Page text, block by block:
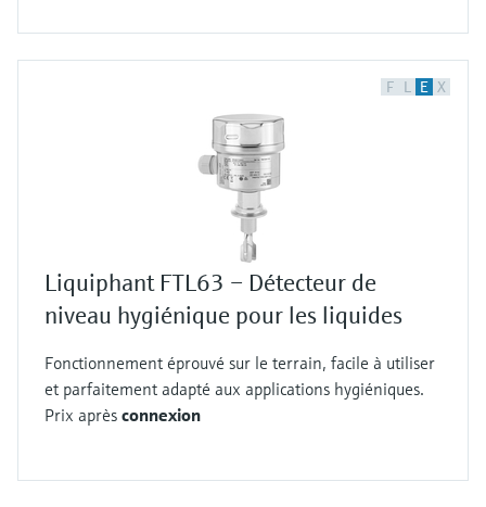
F L E X
Liquiphant FTL63 – Détecteur de
niveau hygiénique pour les liquides
Fonctionnement éprouvé sur le terrain, facile à utiliser
et parfaitement adapté aux applications hygiéniques.
Prix après connexion